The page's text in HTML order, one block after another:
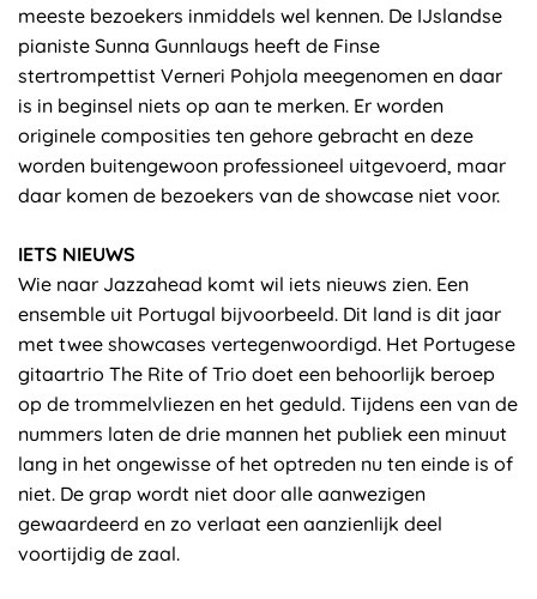
meeste bezoekers inmiddels wel kennen. De IJslandse
pianiste Sunna Gunnlaugs heeft de Finse
stertrompettist Verneri Pohjola meegenomen en daar
is in beginsel niets op aan te merken. Er worden
originele composities ten gehore gebracht en deze
worden buitengewoon professioneel uitgevoerd, maar
daar komen de bezoekers van de showcase niet voor.
IETS NIEUWS
Wie naar Jazzahead komt wil iets nieuws zien. Een
ensemble uit Portugal bijvoorbeeld. Dit land is dit jaar
met twee showcases vertegenwoordigd. Het Portugese
gitaartrio The Rite of Trio doet een behoorlijk beroep
op de trommelvliezen en het geduld. Tijdens een van de
nummers laten de drie mannen het publiek een minuut
lang in het ongewisse of het optreden nu ten einde is of
niet. De grap wordt niet door alle aanwezigen
gewaardeerd en zo verlaat een aanzienlijk deel
voortijdig de zaal.